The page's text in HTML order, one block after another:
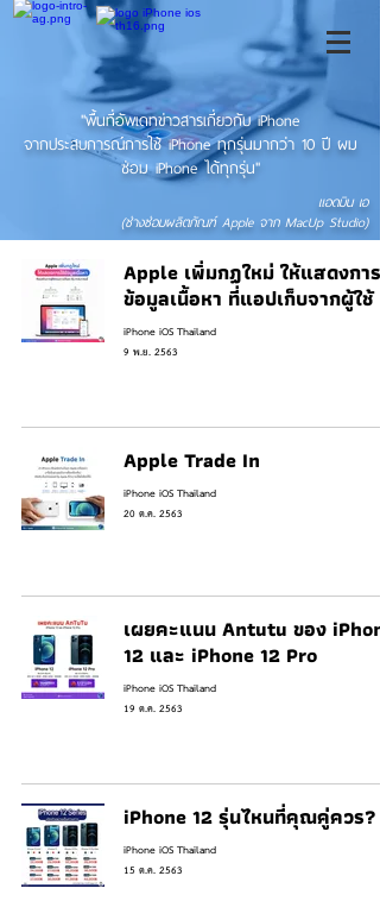
"พื้นที่อัพเดทข่าวสารเกี่ยวกับ iPhone
จากประสบการณ์การใช้ iPhone ทุกรุ่นมากว่า 10 ปี ผม
ซ่อม iPhone ได้ทุกรุ่น"
แอดมิน เอ
(ช่างซ่อมผลิตภัณฑ์ Apple จาก MacUp Studio)
Apple เพิ่มกฏใหม่ ให้แสดงการใ
ข้อมูลเนื้อหา ที่แอปเก็บจากผู้ใช้
iPhone iOS Thailand
9 พ.ย. 2563
Apple Trade In
iPhone iOS Thailand
20 ต.ค. 2563
เผยคะแนน Antutu ของ iPhone
12 และ iPhone 12 Pro
iPhone iOS Thailand
19 ต.ค. 2563
iPhone 12 รุ่นไหนที่คุณคู่ควร?
iPhone iOS Thailand
15 ต.ค. 2563